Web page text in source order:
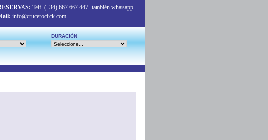
Telf. (+34) 667 667 447 -también whatsapp-
info@cruceroclick.com
DURACIÓN